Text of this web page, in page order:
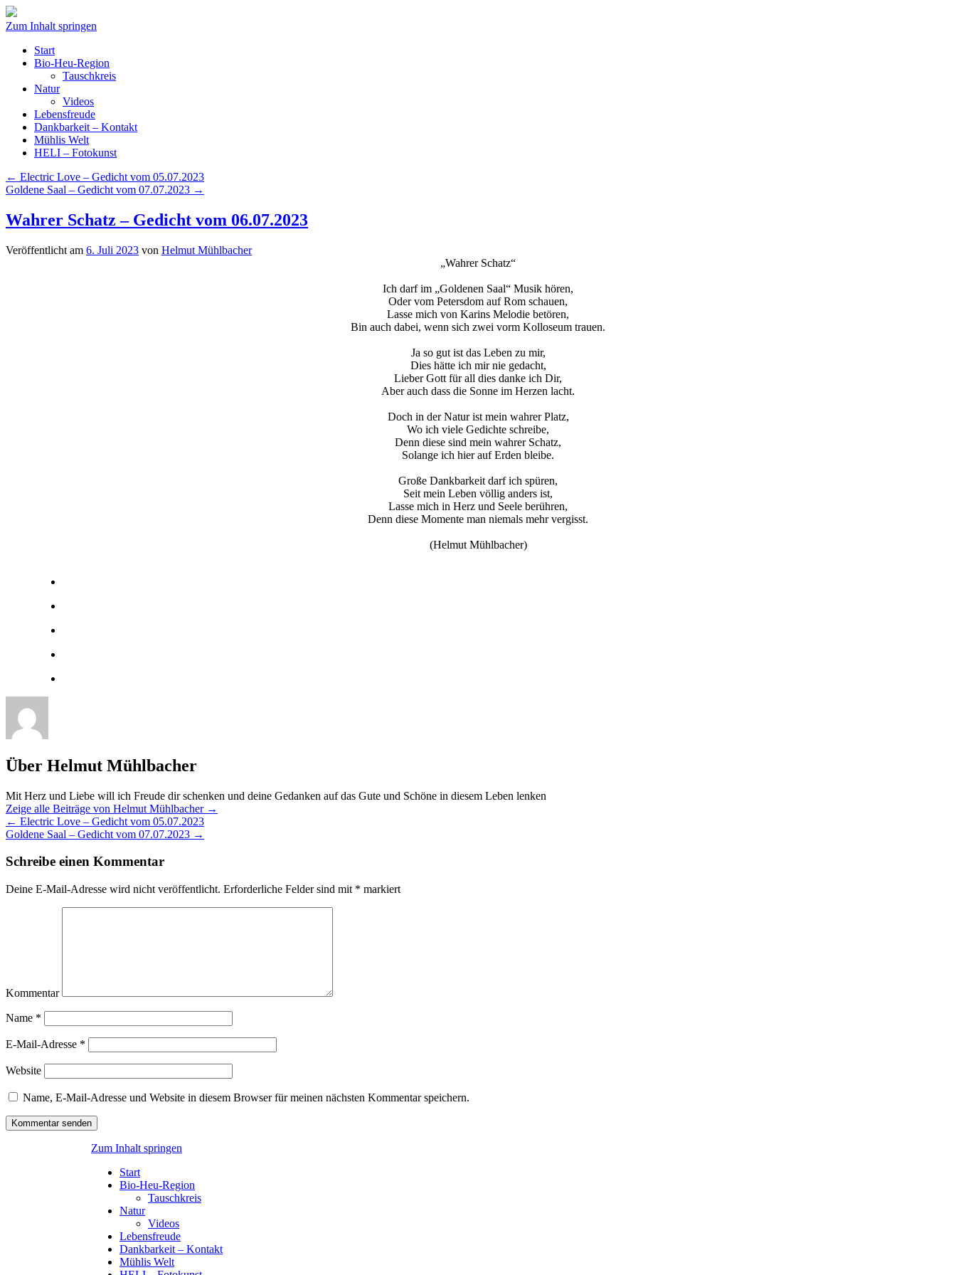
Zum Inhalt springen
Start
Bio-Heu-Region
Tauschkreis
Natur
Videos
Lebensfreude
Dankbarkeit – Kontakt
Mühlis Welt
HELI – Fotokunst
← Electric Love – Gedicht vom 05.07.2023
Goldene Saal – Gedicht vom 07.07.2023 →
Wahrer Schatz – Gedicht vom 06.07.2023
Veröffentlicht am 6. Juli 2023 von Helmut Mühlbacher
„Wahrer Schatz“
Ich darf im „Goldenen Saal“ Musik hören,
Oder vom Petersdom auf Rom schauen,
Lasse mich von Karins Melodie betören,
Bin auch dabei, wenn sich zwei vorm Kolloseum trauen.
Ja so gut ist das Leben zu mir,
Dies hätte ich mir nie gedacht,
Lieber Gott für all dies danke ich Dir,
Aber auch dass die Sonne im Herzen lacht.
Doch in der Natur ist mein wahrer Platz,
Wo ich viele Gedichte schreibe,
Denn diese sind mein wahrer Schatz,
Solange ich hier auf Erden bleibe.
Große Dankbarkeit darf ich spüren,
Seit mein Leben völlig anders ist,
Lasse mich in Herz und Seele berühren,
Denn diese Momente man niemals mehr vergisst.
(Helmut Mühlbacher)
Über Helmut Mühlbacher
Mit Herz und Liebe will ich Freude dir schenken und deine Gedanken auf das Gute und Schöne in diesem Leben lenken
Zeige alle Beiträge von Helmut Mühlbacher →
← Electric Love – Gedicht vom 05.07.2023
Goldene Saal – Gedicht vom 07.07.2023 →
Schreibe einen Kommentar
Deine E-Mail-Adresse wird nicht veröffentlicht. Erforderliche Felder sind mit * markiert
Kommentar
Name *
E-Mail-Adresse *
Website
Name, E-Mail-Adresse und Website in diesem Browser für meinen nächsten Kommentar speichern.
Zum Inhalt springen
Start
Bio-Heu-Region
Tauschkreis
Natur
Videos
Lebensfreude
Dankbarkeit – Kontakt
Mühlis Welt